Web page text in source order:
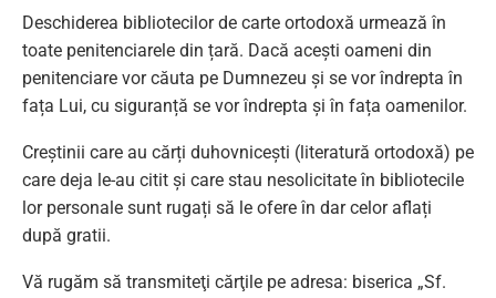
Deschiderea bibliotecilor de carte ortodoxă urmează în
toate penitenciarele din țară. Dacă acești oameni din
penitenciare vor căuta pe Dumnezeu și se vor îndrepta în
fața Lui, cu siguranță se vor îndrepta și în fața oamenilor.
Creștinii care au cărți duhovnicești (literatură ortodoxă) pe
care deja le-au citit și care stau nesolicitate în bibliotecile
lor personale sunt rugați să le ofere în dar celor aflați
după gratii.
Vă rugăm să transmiteţi cărţile pe adresa: biserica „Sf.